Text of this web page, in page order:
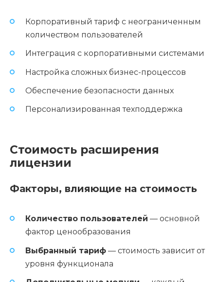
Корпоративный тариф с неограниченным
количеством пользователей
Интеграция с корпоративными системами
Настройка сложных бизнес-процессов
Обеспечение безопасности данных
Персонализированная техподдержка
Стоимость расширения
лицензии
Факторы, влияющие на стоимость
Количество пользователей — основной
фактор ценообразования
Выбранный тариф — стоимость зависит от
уровня функционала